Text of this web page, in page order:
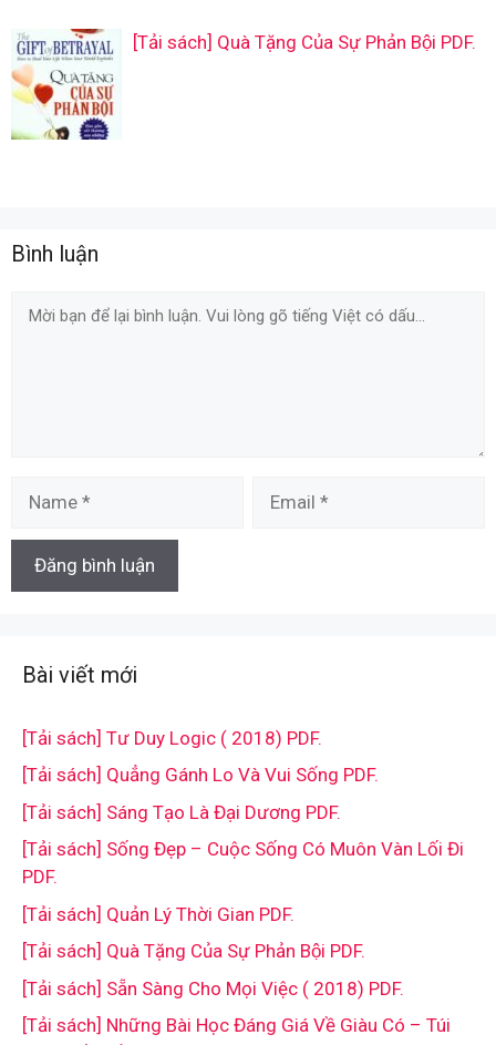
[Tải sách] Quà Tặng Của Sự Phản Bội PDF.
Bình luận
Comment
Bài viết mới
[Tải sách] Tư Duy Logic ( 2018) PDF.
[Tải sách] Quẳng Gánh Lo Và Vui Sống PDF.
[Tải sách] Sáng Tạo Là Đại Dương PDF.
[Tải sách] Sống Đẹp – Cuộc Sống Có Muôn Vàn Lối Đi
PDF.
[Tải sách] Quản Lý Thời Gian PDF.
[Tải sách] Quà Tặng Của Sự Phản Bội PDF.
[Tải sách] Sẵn Sàng Cho Mọi Việc ( 2018) PDF.
[Tải sách] Những Bài Học Đáng Giá Về Giàu Có – Túi